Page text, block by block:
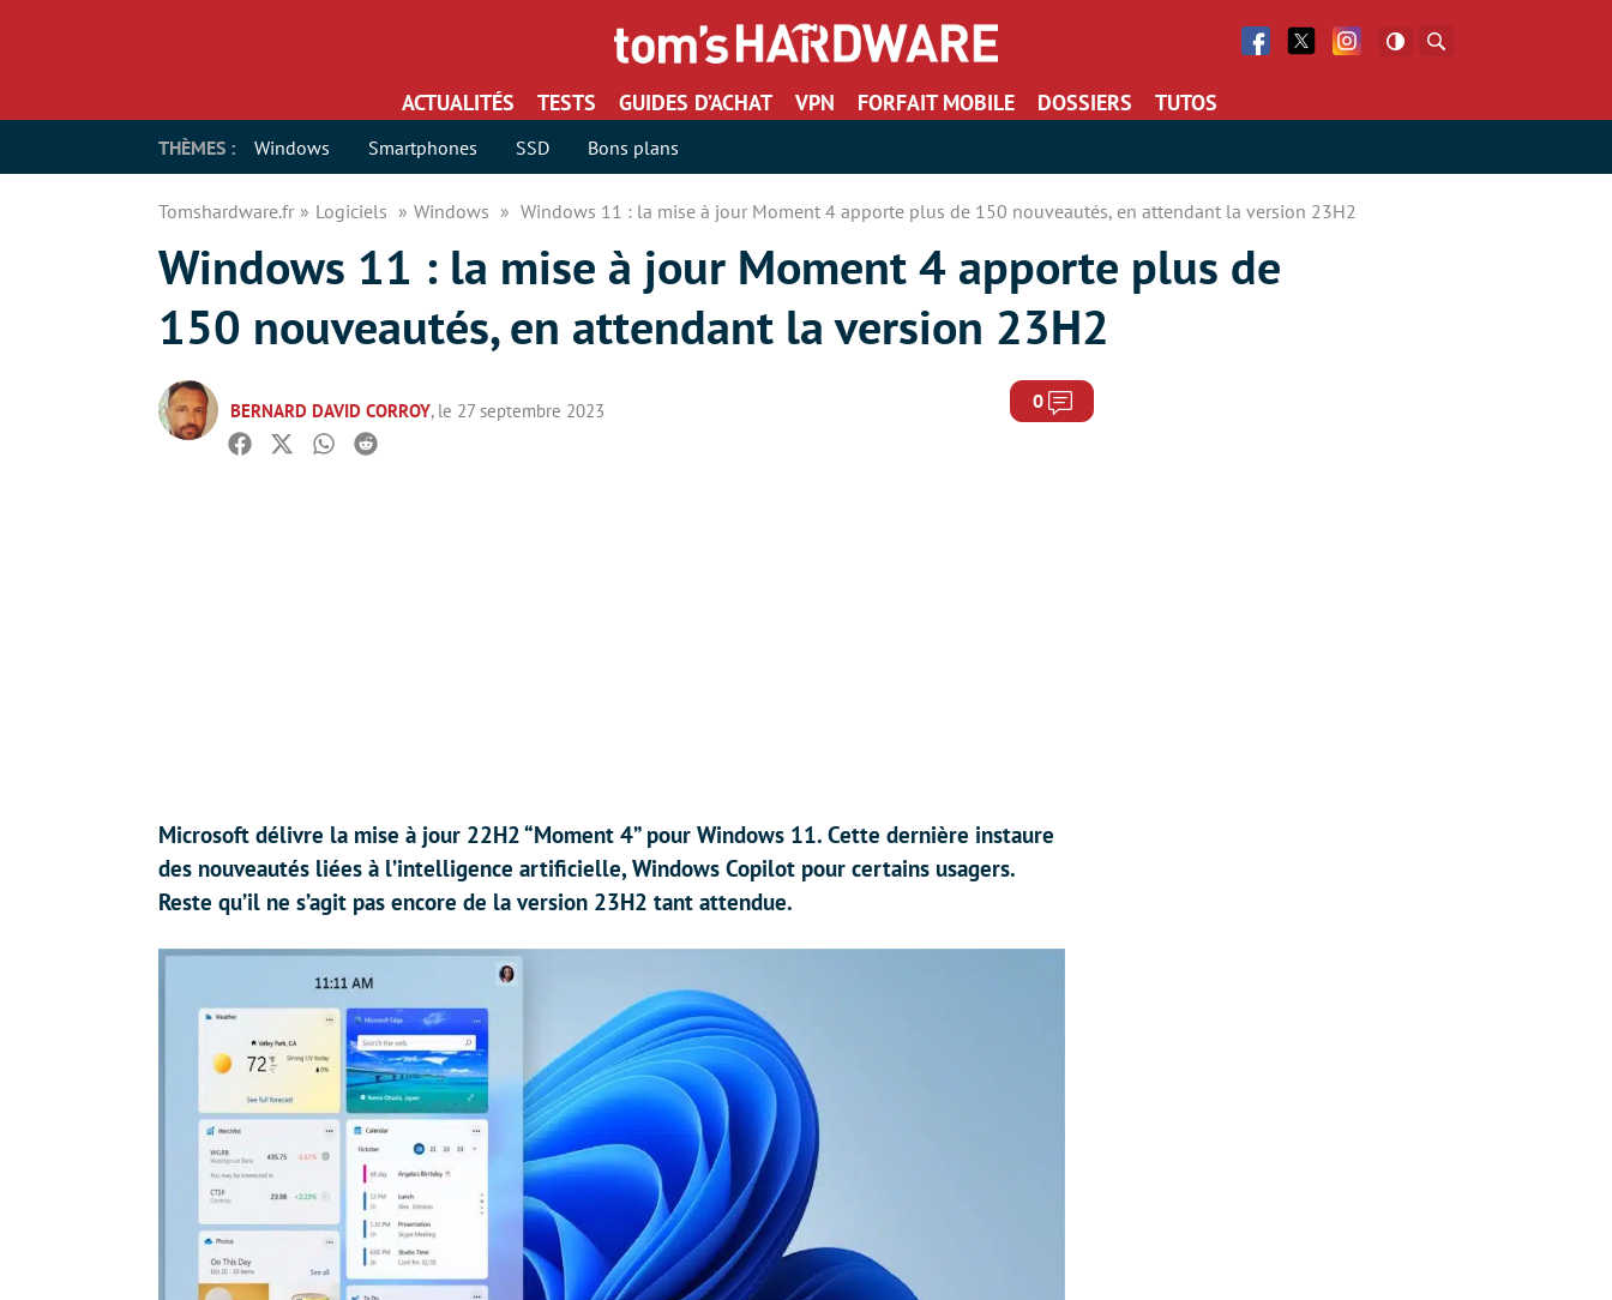
Facebook
Twitter Facebook
ACTUALITÉS TESTS GUIDES D’ACHAT VPN FORFAIT MOBILE DOSSIERS TUTOS
THÈMES : Windows Smartphones SSD Bons plans
Tomshardware.fr Logiciels Windows Windows 11 : la mise à jour Moment 4 apporte plus de 150 nouveautés, en attendant la version 23H2
Windows 11 : la mise à jour Moment 4 apporte plus de
150 nouveautés, en attendant la version 23H2
BERNARD DAVID CORROY, le 27 septembre 2023 0 Commentaires
Facebook
TwitterWhatsapp
Reddit
Microsoft délivre la mise à jour 22H2 “Moment 4” pour Windows 11. Cette dernière instaure
des nouveautés liées à l’intelligence artificielle, Windows Copilot pour certains usagers.
Reste qu’il ne s’agit pas encore de la version 23H2 tant attendue.